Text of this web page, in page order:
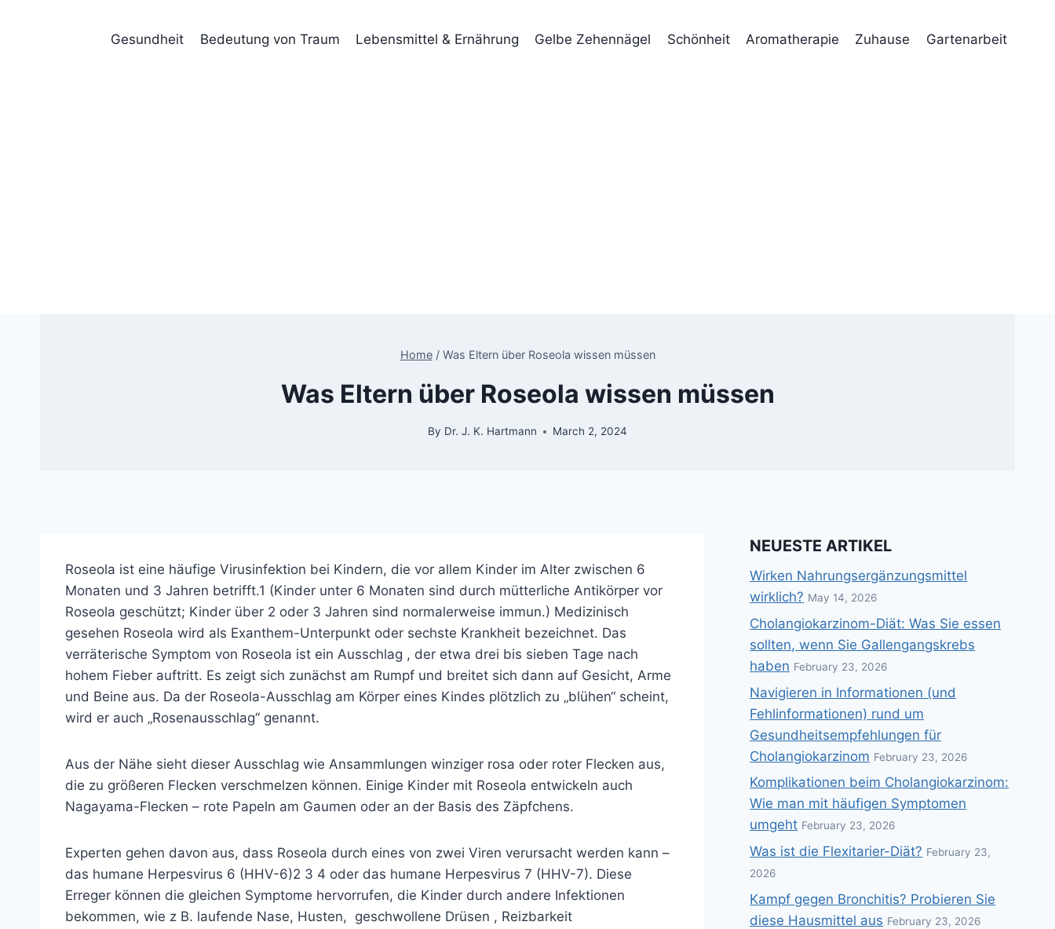
Gesundheit Bedeutung von Traum Lebensmittel & Ernährung Gelbe Zehennägel Schönheit Aromatherapie Zuhause Gartenarbeit
Home / Was Eltern über Roseola wissen müssen
Was Eltern über Roseola wissen müssen
By Dr. J. K. Hartmann March 2, 2024
Roseola ist eine häufige Virusinfektion bei Kindern, die vor allem Kinder im Alter zwischen 6
Monaten und 3 Jahren betrifft.1 (Kinder unter 6 Monaten sind durch mütterliche Antikörper vor
Roseola geschützt; Kinder über 2 oder 3 Jahren sind normalerweise immun.) Medizinisch
gesehen Roseola wird als Exanthem-Unterpunkt oder sechste Krankheit bezeichnet. Das
verräterische Symptom von Roseola ist ein Ausschlag , der etwa drei bis sieben Tage nach
hohem Fieber auftritt. Es zeigt sich zunächst am Rumpf und breitet sich dann auf Gesicht, Arme
und Beine aus. Da der Roseola-Ausschlag am Körper eines Kindes plötzlich zu „blühen“ scheint,
wird er auch „Rosenausschlag“ genannt.
Aus der Nähe sieht dieser Ausschlag wie Ansammlungen winziger rosa oder roter Flecken aus,
die zu größeren Flecken verschmelzen können. Einige Kinder mit Roseola entwickeln auch
Nagayama-Flecken – rote Papeln am Gaumen oder an der Basis des Zäpfchens.
Experten gehen davon aus, dass Roseola durch eines von zwei Viren verursacht werden kann –
das humane Herpesvirus 6 (HHV-6)2 3 4 oder das humane Herpesvirus 7 (HHV-7). Diese
Erreger können die gleichen Symptome hervorrufen, die Kinder durch andere Infektionen
bekommen, wie z B. laufende Nase, Husten, geschwollene Drüsen , Reizbarkeit
NEUESTE ARTIKEL
Wirken Nahrungsergänzungsmittel
wirklich? May 14, 2026
Cholangiokarzinom-Diät: Was Sie essen
sollten, wenn Sie Gallengangskrebs
haben February 23, 2026
Navigieren in Informationen (und
Fehlinformationen) rund um
Gesundheitsempfehlungen für
Cholangiokarzinom February 23, 2026
Komplikationen beim Cholangiokarzinom:
Wie man mit häufigen Symptomen
umgeht February 23, 2026
Was ist die Flexitarier-Diät? February 23,
2026
Kampf gegen Bronchitis? Probieren Sie
diese Hausmittel aus February 23, 2026